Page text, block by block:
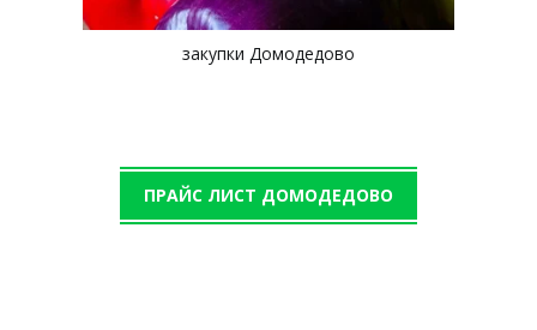
закупки Домодедово
ПРАЙС ЛИСТ ДОМОДЕДОВО